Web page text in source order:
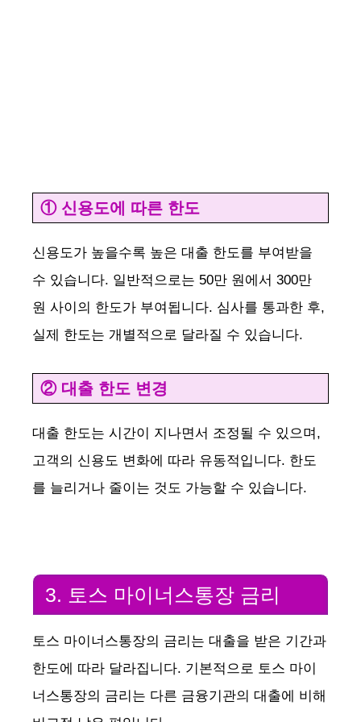
① 신용도에 따른 한도
신용도가 높을수록 높은 대출 한도를 부여받을
수 있습니다. 일반적으로는 50만 원에서 300만
원 사이의 한도가 부여됩니다. 심사를 통과한 후,
실제 한도는 개별적으로 달라질 수 있습니다.
② 대출 한도 변경
대출 한도는 시간이 지나면서 조정될 수 있으며,
고객의 신용도 변화에 따라 유동적입니다. 한도
를 늘리거나 줄이는 것도 가능할 수 있습니다.
3. 토스 마이너스통장 금리
토스 마이너스통장의 금리는 대출을 받은 기간과
한도에 따라 달라집니다. 기본적으로 토스 마이
너스통장의 금리는 다른 금융기관의 대출에 비해